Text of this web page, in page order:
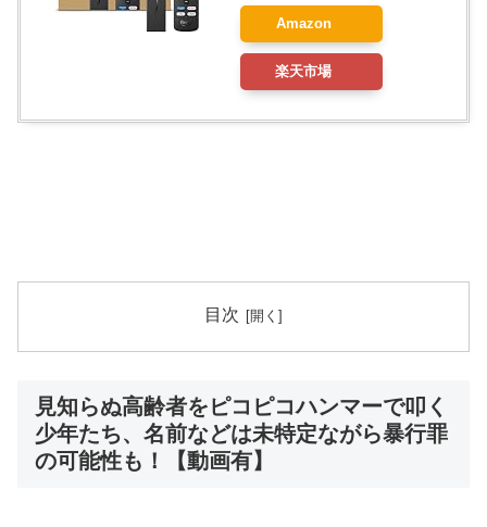
Amazon
楽天市場
目次
見知らぬ高齢者をピコピコハンマーで叩く
少年たち、名前などは未特定ながら暴行罪
の可能性も！【動画有】